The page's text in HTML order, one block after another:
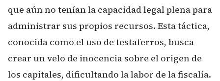
que aún no tenían la capacidad legal plena para
administrar sus propios recursos. Esta táctica,
conocida como el uso de testaferros, busca
crear un velo de inocencia sobre el origen de
los capitales, dificultando la labor de la fiscalía.